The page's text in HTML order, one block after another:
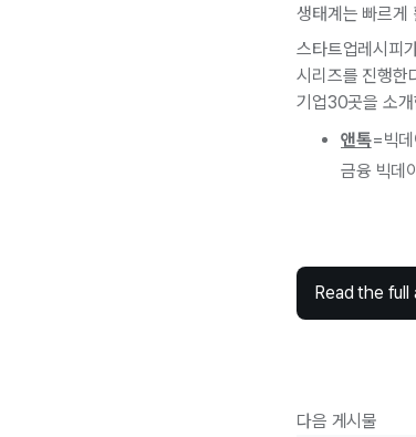
생태계는 빠르게
스타트업레시피
시리즈를 진행한
기업30곳을 소
앤톡=빅데
금융 빅데
Read the full
다음 게시물